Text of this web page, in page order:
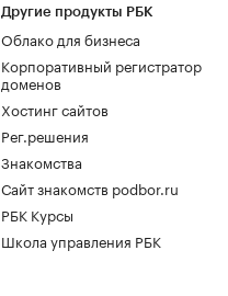
Другие продукты РБК
Облако для бизнеса
Корпоративный регистратор
доменов
Хостинг сайтов
Рег.решения
Знакомства
Сайт знакомств podbor.ru
РБК Курсы
Школа управления РБК